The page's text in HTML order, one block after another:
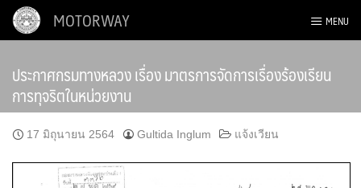
Skip
MOTORWAY MENU
ประกาศกรมทางหลวง เรื่อง มาตรการจัดการเรื่องร้องเรียน
การทุจริตในหน่วยงาน
17 มิถุนายน 2564 Gultida Inglum แจ้งเวียน